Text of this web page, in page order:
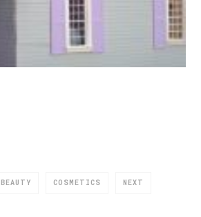
BEAUTY COSMETICS NEXT